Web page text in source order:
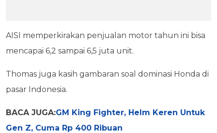
AISI memperkirakan penjualan motor tahun ini bisa
mencapai 6,2 sampai 6,5 juta unit.
Thomas juga kasih gambaran soal dominasi Honda di
pasar Indonesia.
BACA JUGA:GM King Fighter, Helm Keren Untuk
Gen Z, Cuma Rp 400 Ribuan